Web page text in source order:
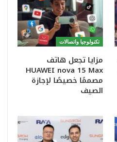
تكنولوجيا واتصالات
مزايا تجعل هاتف
HUAWEI nova 15 Max
مصممًا خصيصًا لإجازة
الصيف